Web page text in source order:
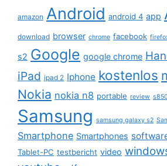
amazon Android android 4 app
download browser chrome facebook
s2 Google google chrome
iPad ipad 2 Iphone kostenlos
Nokia nokia n8 portable review
Samsung samsung galaxy s2
Smartphone Smartphones
Tablet-PC testbericht video